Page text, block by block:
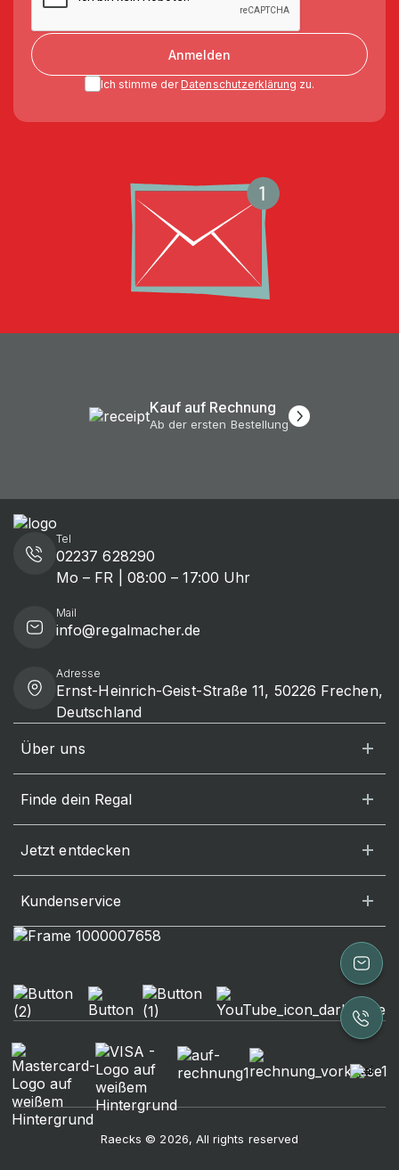
Anmelden
Ich stimme der Datenschutzerklärung zu.
Kauf auf Rechnung
Ab der ersten Bestellung
Tel
02237 628290
Mo – FR | 08:00 – 17:00 Uhr
Mail
info@regalmacher.de
Adresse
Ernst-Heinrich-Geist-Straße 11, 50226 Frechen,
Deutschland
Über uns
Finde dein Regal
Jetzt entdecken
Kundenservice
Raecks © 2026, All rights reserved